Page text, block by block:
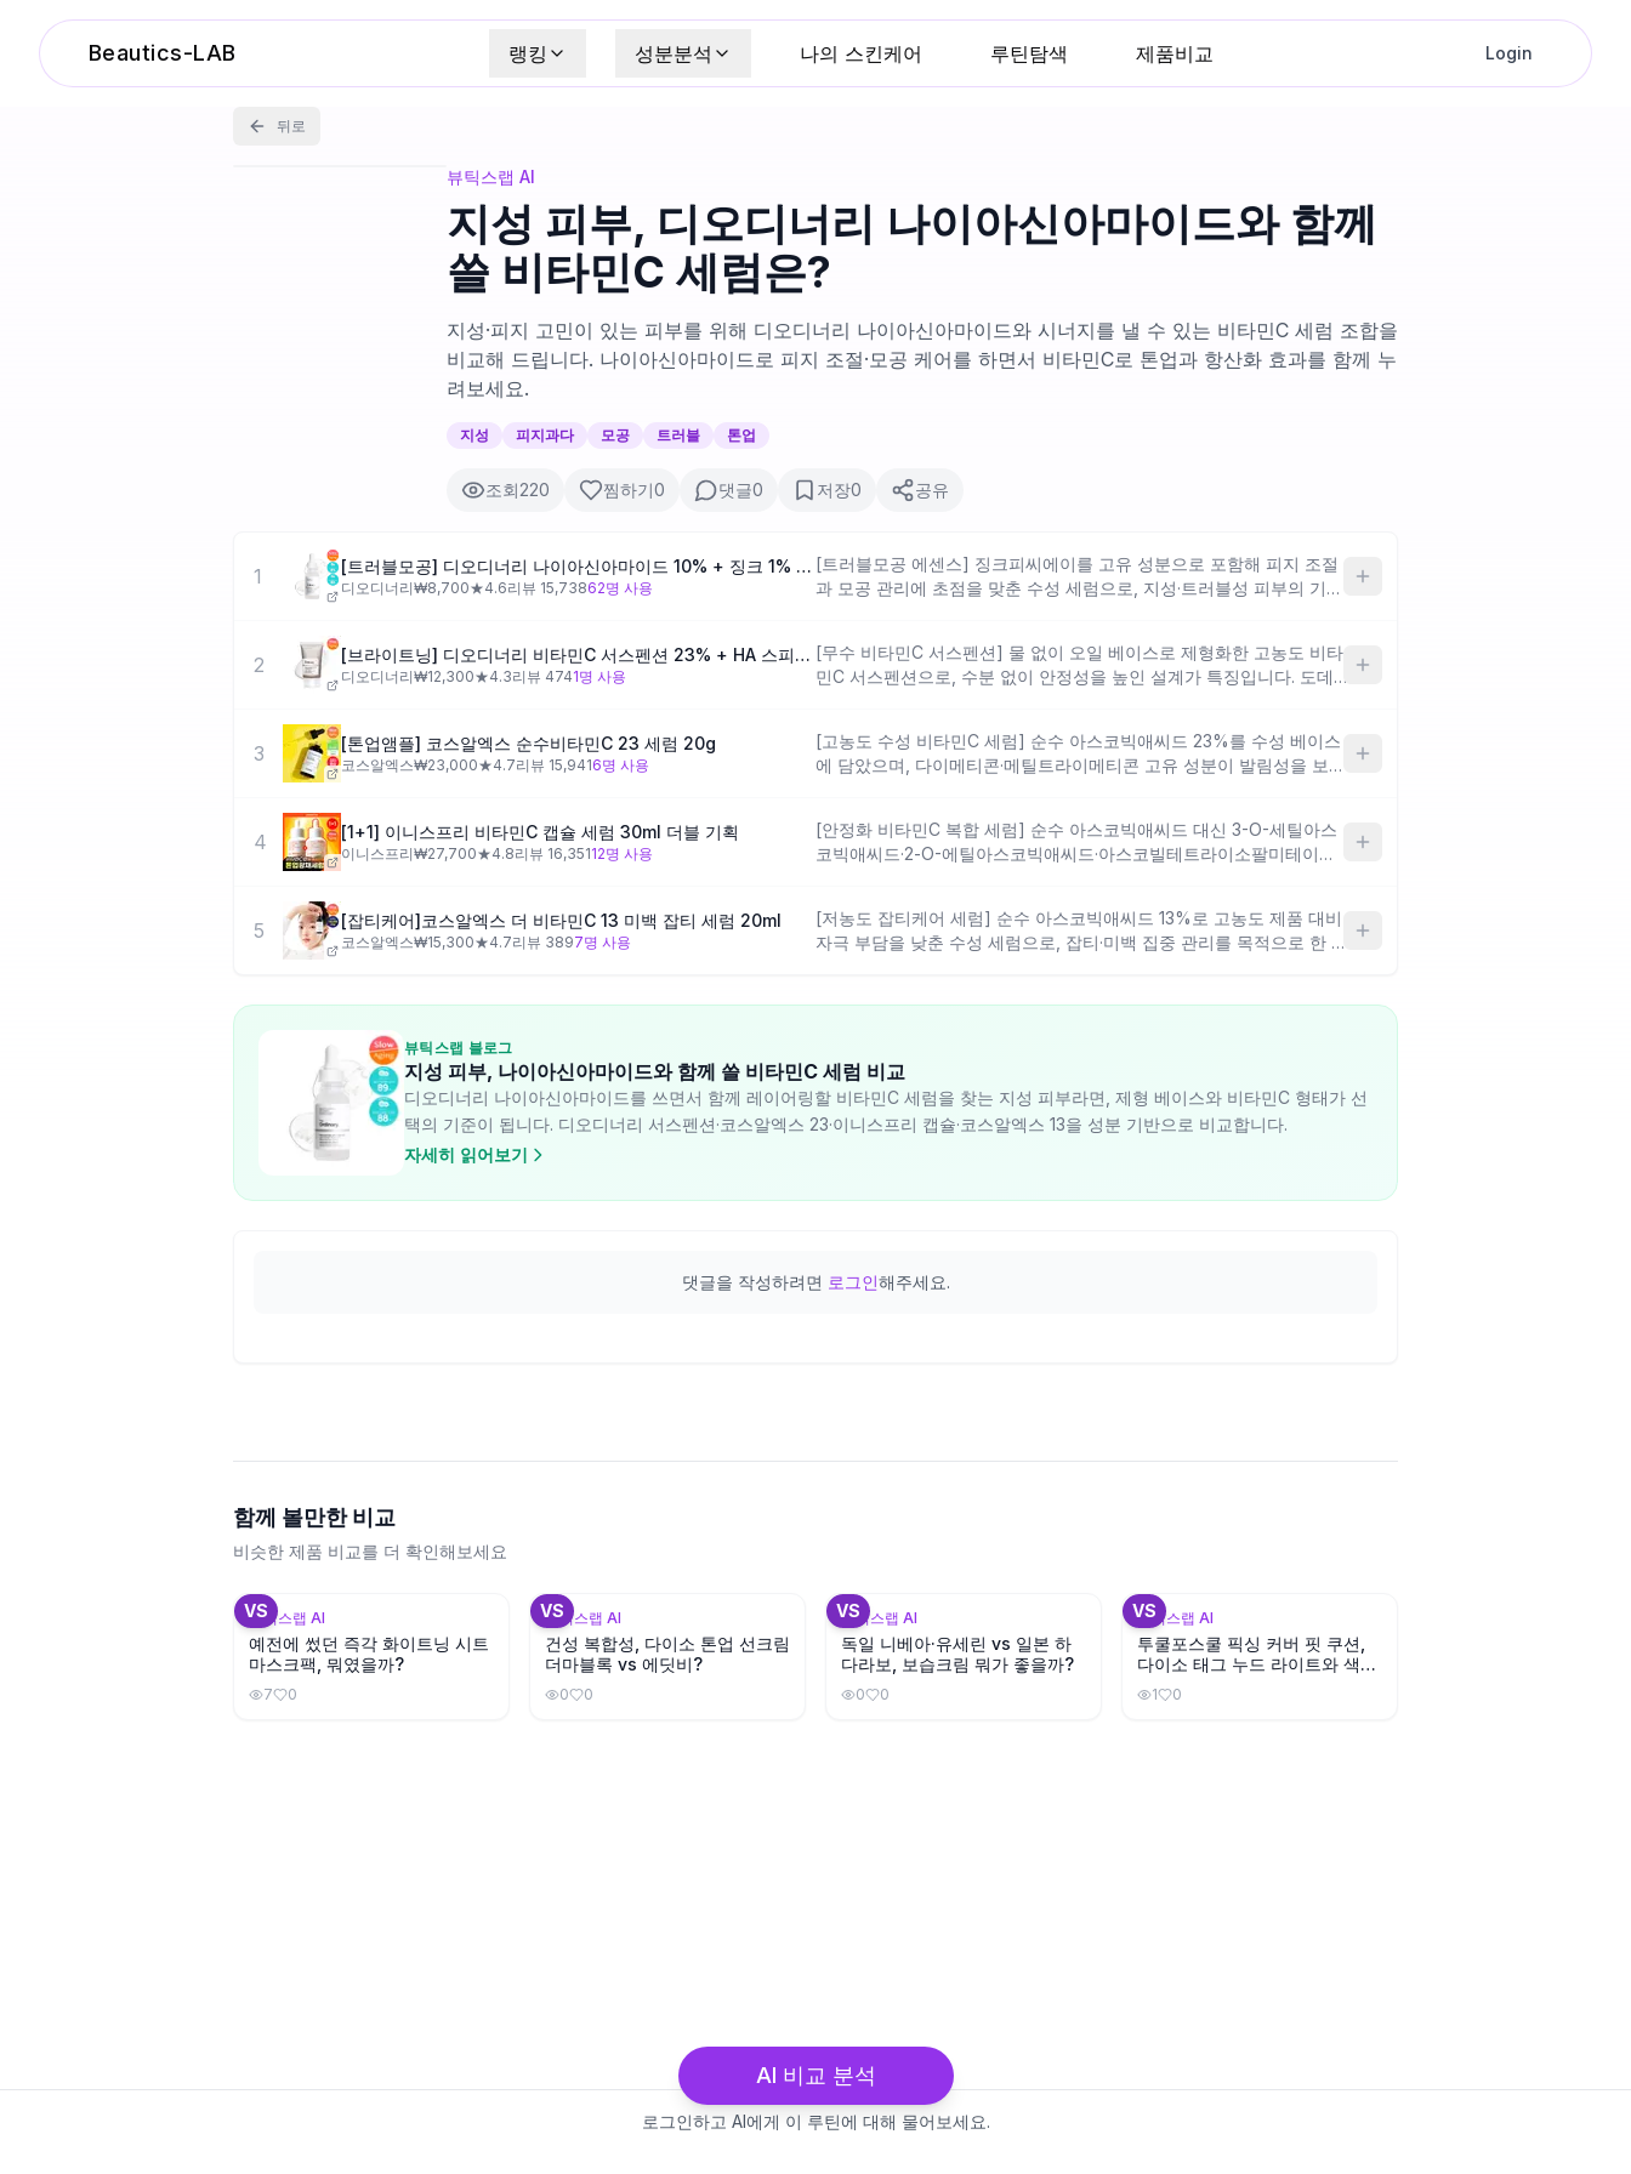
Beautics-LAB 랭킹 성분분석 나의 스킨케어 루틴탐색 제품비교 Login
뒤로
뷰틱스랩 AI
지성 피부, 디오디너리 나이아신아마이드와 함께
쓸 비타민C 세럼은?
지성·피지 고민이 있는 피부를 위해 디오디너리 나이아신아마이드와 시너지를 낼 수 있는 비타민C 세럼 조합을
비교해 드립니다. 나이아신아마이드로 피지 조절·모공 케어를 하면서 비타민C로 톤업과 항산화 효과를 함께 누
려보세요.
지성 피지과다 모공 트러블 톤업
조회220 찜하기0 댓글0 저장0 공유
1 [트러블모공] 디오디너리 나이아신아마이드 10% + 징크 1% 30ml
디오디너리₩8,700★4.6리뷰 15,73862명 사용
[트러블모공 에센스] 징크피씨에이를 고유 성분으로 포함해 피지 조절
과 모공 관리에 초점을 맞춘 수성 세럼으로, 지성·트러블성 피부의 기저
아요.
2 [브라이트닝] 디오디너리 비타민C 서스펜션 23% + HA 스피어스 2% 30ml
디오디너리₩12,300★4.3리뷰 4741명 사용
[무수 비타민C 서스펜션] 물 없이 오일 베이스로 제형화한 고농도 비타
민C 서스펜션으로, 수분 없이 안정성을 높인 설계가 특징입니다. 도데
이 느껴질 수 있어요.
3 [톤업앰플] 코스알엑스 순수비타민C 23 세럼 20g
코스알엑스₩23,000★4.7리뷰 15,9416명 사용
[고농도 수성 비타민C 세럼] 순수 아스코빅애씨드 23%를 수성 베이스
에 담았으며, 다이메티콘·메틸트라이메티콘 고유 성분이 발림성을 보완
경향의 지성 피부에서 반응을 일으킬 수 있어요.
4 [1+1] 이니스프리 비타민C 캡슐 세럼 30ml 더블 기획
이니스프리₩27,700★4.8리뷰 16,35112명 사용
[안정화 비타민C 복합 세럼] 순수 아스코빅애씨드 대신 3-O-세틸아스
코빅애씨드·2-O-에틸아스코빅애씨드·아스코빌테트라이소팔미테이트
겨냥한 설계입니다. 나이아신아마이드와 함께 쓸 때 순수 비타민C 대비
자극이 적을 수 있으나, 글리세린과 카프릴릭/카프릭트라이글리세라이
5 [잡티케어]코스알엑스 더 비타민C 13 미백 잡티 세럼 20ml
코스알엑스₩15,300★4.7리뷰 3897명 사용
[저농도 잡티케어 세럼] 순수 아스코빅애씨드 13%로 고농도 제품 대비
자극 부담을 낮춘 수성 세럼으로, 잡티·미백 집중 관리를 목적으로 한 설
뷰틱스랩 블로그
지성 피부, 나이아신아마이드와 함께 쓸 비타민C 세럼 비교
디오디너리 나이아신아마이드를 쓰면서 함께 레이어링할 비타민C 세럼을 찾는 지성 피부라면, 제형 베이스와 비타민C 형태가 선
택의 기준이 됩니다. 디오디너리 서스펜션·코스알엑스 23·이니스프리 캡슐·코스알엑스 13을 성분 기반으로 비교합니다.
자세히 읽어보기
댓글을 작성하려면 로그인해주세요.
함께 볼만한 비교
비슷한 제품 비교를 더 확인해보세요
VS
뷰틱스랩 AI
예전에 썼던 즉각 화이트닝 시트
마스크팩, 뭐였을까?
7 0
VS
뷰틱스랩 AI
건성 복합성, 다이소 톤업 선크림
더마블록 vs 에딧비?
0 0
VS
뷰틱스랩 AI
독일 니베아·유세린 vs 일본 하
다라보, 보습크림 뭐가 좋을까?
0 0
VS
뷰틱스랩 AI
투쿨포스쿨 픽싱 커버 핏 쿠션,
다이소 태그 누드 라이트와 색상
이 비슷할까?
1 0
로그인하고 AI에게 이 루틴에 대해 물어보세요.
AI 비교 분석